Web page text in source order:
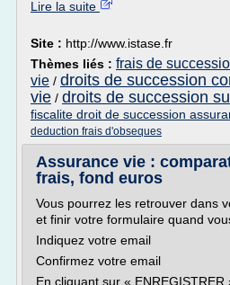
Lire la suite
Site : http://www.istase.fr
Thèmes liés : frais de
vie / droits de succession
vie / droits de succession
fiscalite droit de succession
deduction frais d'obseques
Assurance vie :
frais, fond euros
Vous pourrez les retrouver dans
et finir votre formulaire quand
Indiquez votre email
Confirmez votre email
En cliquant sur «